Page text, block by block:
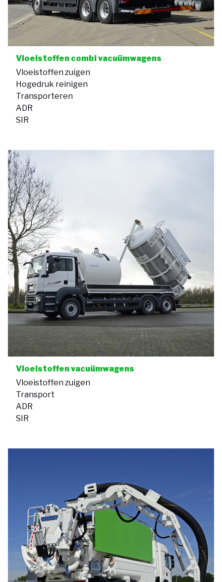
Vloeistoffen combi vacuümwagens
Vloeistoffen zuigen
Hogedruk reinigen
Transporteren
ADR
SIR
Vloeistoffen vacuümwagens
Vloeistoffen zuigen
Transport
ADR
SIR